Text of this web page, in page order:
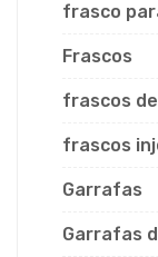
frasco
Frascos
frascos
frascos
Garrafas
Garrafas